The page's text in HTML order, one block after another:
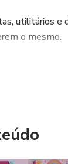
EM
é pra você.
utilitários e
o mesmo.